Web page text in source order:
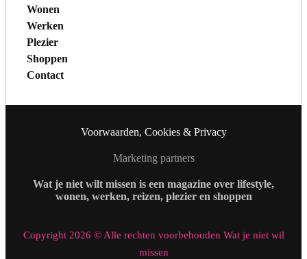
Wonen
Werken
Plezier
Shoppen
Contact
Voorwaarden, Cookies & Privacy
Marketing partners
Wat je niet wilt missen is een magazine over lifestyle,
wonen, werken, reizen, plezier en shoppen
Copyright 2026 © Alle rechten voorbehouden Wat je niet wil
missen